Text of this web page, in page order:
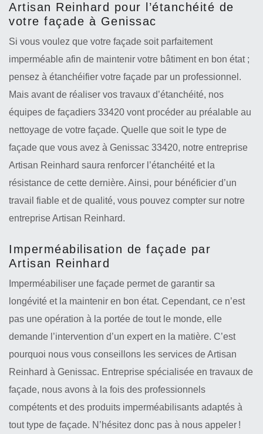
Artisan Reinhard pour l’étanchéité de
votre façade à Genissac
Si vous voulez que votre façade soit parfaitement
imperméable afin de maintenir votre bâtiment en bon état ;
pensez à étanchéifier votre façade par un professionnel.
Mais avant de réaliser vos travaux d’étanchéité, nos
équipes de façadiers 33420 vont procéder au préalable au
nettoyage de votre façade. Quelle que soit le type de
façade que vous avez à Genissac 33420, notre entreprise
Artisan Reinhard saura renforcer l’étanchéité et la
résistance de cette dernière. Ainsi, pour bénéficier d’un
travail fiable et de qualité, vous pouvez compter sur notre
entreprise Artisan Reinhard.
Imperméabilisation de façade par
Artisan Reinhard
Imperméabiliser une façade permet de garantir sa
longévité et la maintenir en bon état. Cependant, ce n’est
pas une opération à la portée de tout le monde, elle
demande l’intervention d’un expert en la matière. C’est
pourquoi nous vous conseillons les services de Artisan
Reinhard à Genissac. Entreprise spécialisée en travaux de
façade, nous avons à la fois des professionnels
compétents et des produits imperméabilisants adaptés à
tout type de façade. N’hésitez donc pas à nous appeler !